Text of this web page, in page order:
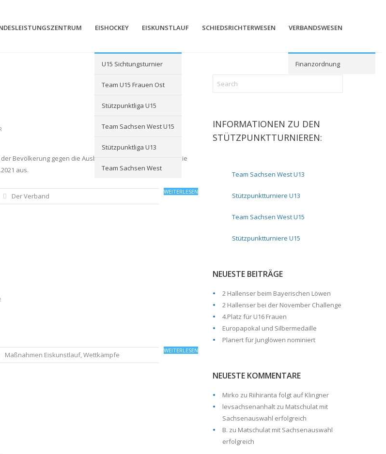
EISHOCKEY
U15 Sichtungsturnier
Team U15 Frauen Ost
Stützpunktliga U15
Team Sachsen West U15
Stützpunktliga U13
Team Sachsen West
EISKUNSTLAUF SCHIEDSRICHTERWESEN VERBANDSWESEN
Finanzordnung
Bevölkerung gegen die Ausbreitung der Covid-19 Pandemie
aus.
WEITERLESEN
Der Verband
WEITERLESEN
Maßnahmen Eiskunstlauf,Wettkämpfe
INFORMATIONEN ZU DEN
STÜTZPUNKTTURNIEREN:
Team Sachsen West U13
Stützpunktturniere U13
Team Sachsen West U15
Stützpunktturniere U15
NEUESTE BEITRÄGE
2 Hallenser beim Bayerischen Löwen
2 Hallenser bei der November Challenge
4.Platz für U16 Frauen
Europapokal und Silbermedaille
Planert für Junglöwen nominiert
NEUESTE KOMMENTARE
Mirko zu Riihiranta folgt auf Klingner
levsachsenanhalt zu Matschulat mit
Sachsenauswahl erfolgreich
B. zu Matschulat mit Sachsenauswahl
erfolgreich